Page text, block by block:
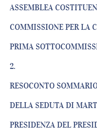
ASSEMBLEA
COMMISSIONE PER LA
PRIMA
2.
RESOCONTO
DELLA SEDUTA DI
PRESIDENZA DEL